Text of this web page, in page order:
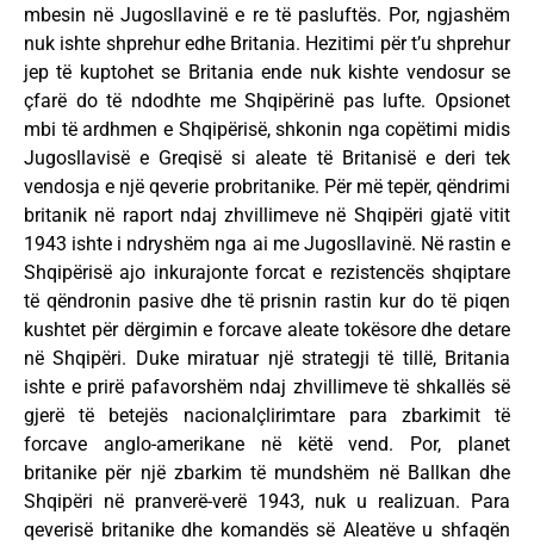
mbesin në Jugosllavinë e re të pasluftës. Por, ngjashëm
nuk ishte shprehur edhe Britania. Hezitimi për t’u shprehur
jep të kuptohet se Britania ende nuk kishte vendosur se
çfarë do të ndodhte me Shqipërinë pas lufte. Opsionet
mbi të ardhmen e Shqipërisë, shkonin nga copëtimi midis
Jugosllavisë e Greqisë si aleate të Britanisë e deri tek
vendosja e një qeverie probritanike. Për më tepër, qëndrimi
britanik në raport ndaj zhvillimeve në Shqipëri gjatë vitit
1943 ishte i ndryshëm nga ai me Jugosllavinë. Në rastin e
Shqipërisë ajo inkurajonte forcat e rezistencës shqiptare
të qëndronin pasive dhe të prisnin rastin kur do të piqen
kushtet për dërgimin e forcave aleate tokësore dhe detare
në Shqipëri. Duke miratuar një strategji të tillë, Britania
ishte e prirë pafavorshëm ndaj zhvillimeve të shkallës së
gjerë të betejës nacionalçlirimtare para zbarkimit të
forcave anglo-amerikane në këtë vend. Por, planet
britanike për një zbarkim të mundshëm në Ballkan dhe
Shqipëri në pranverë-verë 1943, nuk u realizuan. Para
qeverisë britanike dhe komandës së Aleatëve u shfaqën